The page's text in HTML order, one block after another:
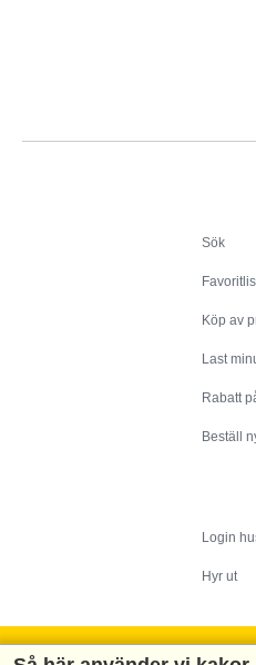
Sök
Köp av
Last
Rabatt
Beställ
Login
Hyr ut